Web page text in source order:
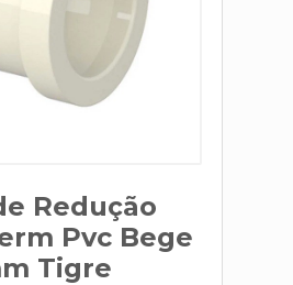
Redução
Pvc Bege
Tigre